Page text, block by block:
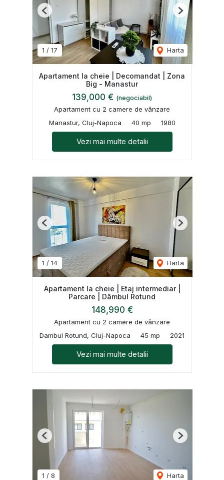
1 / 17 Harta
Previous Next
Apartament la cheie | Decomandat | Zona
Big - Manastur
139,000 € (negociabil)
Apartament cu 2 camere de vânzare
Manastur, Cluj-Napoca
40 mp 1980
Vezi mai multe detalii
1 / 14 Harta
Previous Next
Apartament la cheie | Etaj intermediar |
Parcare | Dâmbul Rotund
148,990 €
Apartament cu 2 camere de vânzare
Dambul Rotund, Cluj-Napoca
45 mp 2021
Vezi mai multe detalii
1 / 8 Harta
Previous Next